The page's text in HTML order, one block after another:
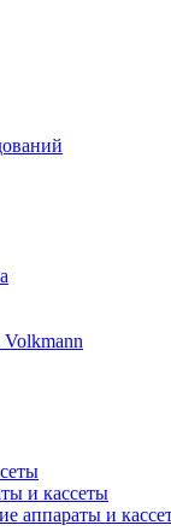
и кассеты
аппараты и